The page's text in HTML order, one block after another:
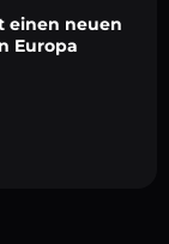
einen neuen
Europa